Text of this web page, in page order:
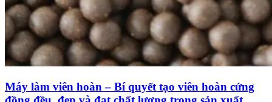
Máy làm viên hoàn – Bí quyết tạo viên hoàn cứng